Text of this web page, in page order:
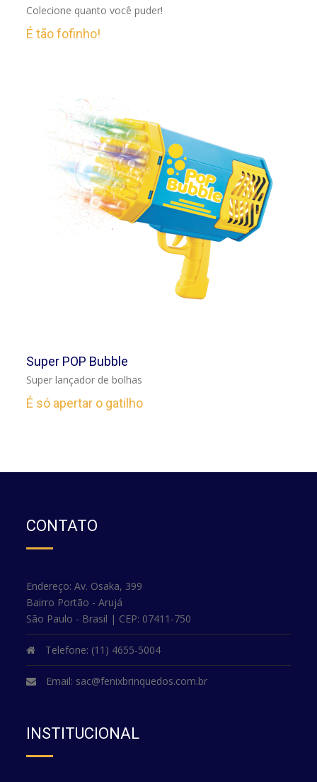
Colecione quanto você puder!
É tão fofinho!
Super POP Bubble
Super lançador de bolhas
É só apertar o gatilho
CONTATO
Endereço: Av. Osaka, 399
Bairro Portão - Arujá
São Paulo - Brasil | CEP: 07411-750
Telefone: (11) 4655-5004
Email: sac@fenixbrinquedos.com.br
INSTITUCIONAL